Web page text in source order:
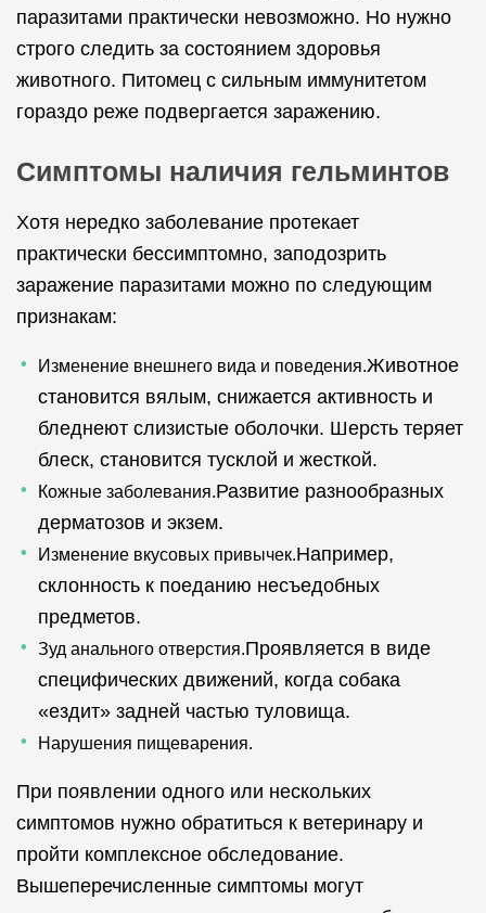
паразитами практически невозможно. Но нужно
строго следить за состоянием здоровья
животного. Питомец с сильным иммунитетом
гораздо реже подвергается заражению.
Симптомы наличия гельминтов
Хотя нередко заболевание протекает
практически бессимптомно, заподозрить
заражение паразитами можно по следующим
признакам:
Изменение внешнего вида и поведения.Животное
становится вялым, снижается активность и
бледнеют слизистые оболочки. Шерсть теряет
блеск, становится тусклой и жесткой.
Кожные заболевания.Развитие разнообразных
дерматозов и экзем.
Изменение вкусовых привычек.Например,
склонность к поеданию несъедобных
предметов.
Зуд анального отверстия.Проявляется в виде
специфических движений, когда собака
«ездит» задней частью туловища.
Нарушения пищеварения.
При появлении одного или нескольких
симптомов нужно обратиться к ветеринару и
пройти комплексное обследование.
Вышеперечисленные симптомы могут